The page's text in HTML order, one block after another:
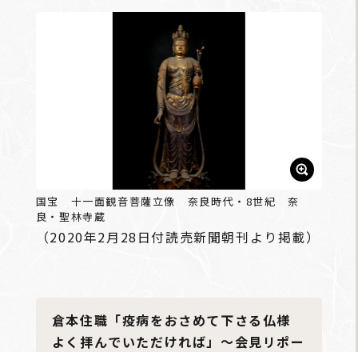
国宝 十一面観音菩薩立像 奈良時代・8世紀 奈
良・聖林寺蔵
（2020年2月28日付読売新聞朝刊より掲載）
倉本住職「疫病をおさめて下さる仏様
よく拝んでいただければ」～会見リポー